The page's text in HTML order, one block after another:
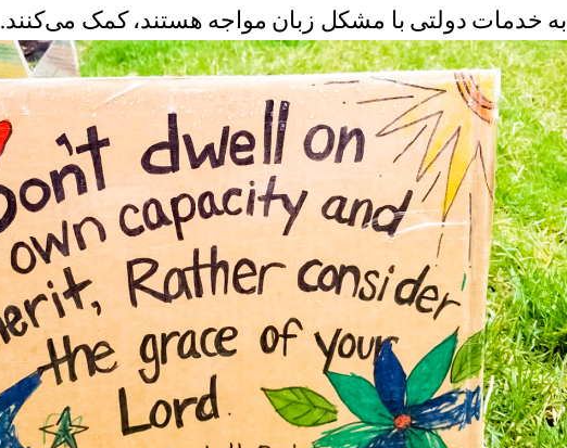
به خدمات دولتی با مشکل زبان مواجه هستند، کمک می‌کنند.